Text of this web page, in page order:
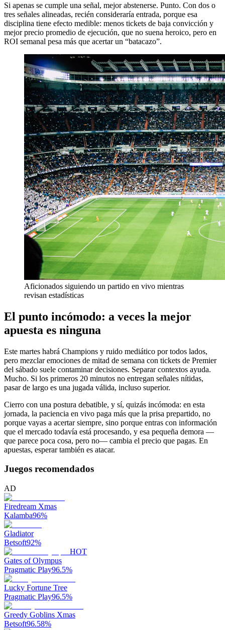
Si apenas se cumple una señal, mejor abstenerse. Punto. Con dos o
tres señales alineadas, recién consideraría entrada, porque esa
disciplina tiene efecto medible: menos tickets de baja convicción y
mejor precio promedio de ejecución, que no suena heroico, pero en
ROI semanal pesa más que acertar un “batacazo”.
Aficionados siguiendo un partido en vivo mientras
revisan estadísticas
El punto incómodo: a veces la mejor
apuesta es ninguna
Este martes habrá Champions y ruido mediático por todos lados,
pero mezclar emociones de mitad de semana con tickets de Premier
del sábado suele contaminar decisiones. Separar contextos ayuda.
Mucho. Si los primeros 20 minutos no entregan señales nítidas,
pasar de largo es una jugada válida, incluso superior.
Cierro con una postura debatible, y sí, quizás incómoda: en esta
jornada, la paciencia en vivo paga más que la prisa prepartido, no
porque vayas a acertar siempre, sino porque entras con información
que el mercado todavía está procesando, y esa pequeña demora —
que parece poca cosa, pero no— cambia el precio que pagas. En
apuestas, esperar también es atacar.
Juegos recomendados
AD
Firedream Xmas
Kalamba96%
Gladiator
Betsoft92%
HOT
Gates of Olympus
Pragmatic Play96.5%
Lucky Fortune Tree
Pragmatic Play96.5%
Greedy Goblins Xmas
Betsoft96.58%